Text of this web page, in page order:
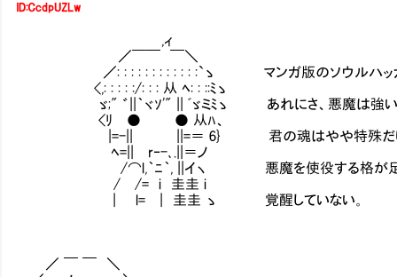
ID:CcdpUZLw
,ィ
／￣￣ ￣＼
／: : : : : : : : : : : :`ゝ マンガ版のソウルハッカー
<,: : : : :/: : : 从 ﾍ: : ::ﾐゝ
ゞ;" ゛||｀ヾｿ'" || ﾞゞミﾐゝ あれにさ、悪魔は強いソウ
<ﾘ ● ● 从ﾊ、
|=-|| ||=＝ 6} 君の魂はやや特殊だけどそれ
ﾍ=|| r‐-､.||＝ノ
/⌒l,｀ﾆ｀, ||イヽ 悪魔を使役する格が足りない。
/ /= i 圭圭 i
| l= | 圭圭 ゝ 覚醒していない。
／ ￣ ￣ ＼